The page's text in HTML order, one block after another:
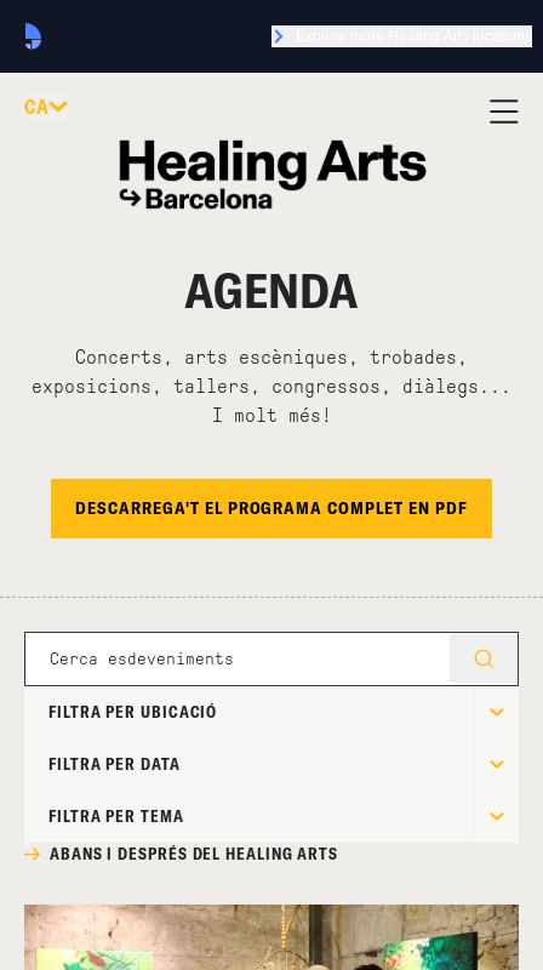
CA
AGENDA
Concerts, arts escèniques, trobades,
exposicions, tallers, congressos, diàlegs...
I molt més!
DESCARREGA'T EL PROGRAMA COMPLET EN PDF
FILTRA PER UBICACIÓ
FILTRA PER DATA
FILTRA PER TEMA
ABANS I DESPRÉS DEL HEALING ARTS